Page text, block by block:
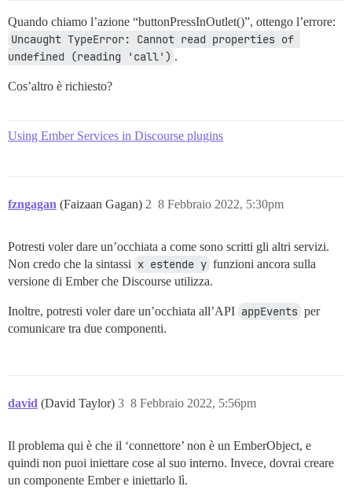
Quando chiamo l’azione “buttonPressInOutlet()”, ottengo l’errore:
Uncaught TypeError: Cannot read properties of
undefined (reading 'call') .
Cos’altro è richiesto?
Using Ember Services in Discourse plugins
fzngagan (Faizaan Gagan) 8 Febbraio 2022, 5:30pm
2
Potresti voler dare un’occhiata a come sono scritti gli altri servizi.
Non credo che la sintassi x estende y funzioni ancora sulla
versione di Ember che Discourse utilizza.
Inoltre, potresti voler dare un’occhiata all’API appEvents per
comunicare tra due componenti.
david (David Taylor) 8 Febbraio 2022, 5:56pm
3
Il problema qui è che il ‘connettore’ non è un EmberObject, e
quindi non puoi iniettare cose al suo interno. Invece, dovrai creare
un componente Ember e iniettarlo lì.